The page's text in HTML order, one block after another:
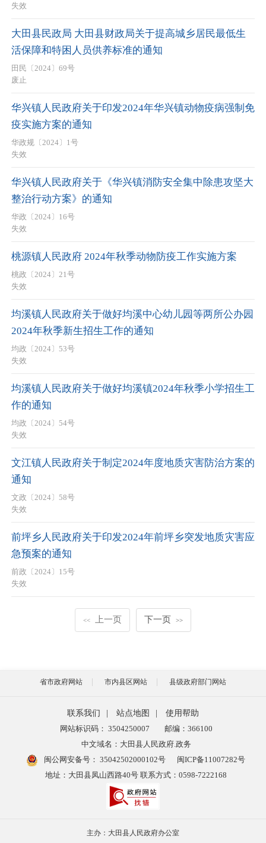
失效
大田县民政局 大田县财政局关于提高城乡居民最低生
活保障和特困人员供养标准的通知
田民〔2024〕69号
废止
华兴镇人民政府关于印发2024年华兴镇动物疫病强制免
疫实施方案的通知
华政规〔2024〕1号
失效
华兴镇人民政府关于《华兴镇消防安全集中除患攻坚大
整治行动方案》的通知
华政〔2024〕16号
失效
桃源镇人民政府 2024年秋季动物防疫工作实施方案
桃政〔2024〕21号
失效
均溪镇人民政府关于做好均溪中心幼儿园等两所公办园
2024年秋季新生招生工作的通知
均政〔2024〕53号
失效
均溪镇人民政府关于做好均溪镇2024年秋季小学招生工
作的通知
均政〔2024〕54号
失效
文江镇人民政府关于制定2024年度地质灾害防治方案的
通知
文政〔2024〕58号
失效
前坪乡人民政府关于印发2024年前坪乡突发地质灾害应
急预案的通知
前政〔2024〕15号
失效
<< 上一页 下一页 >>
省市政府网站 市内县区网站 县级政府部门网站
联系我们 站点地图
使用帮助
网站标识码： 3504250007
邮编：366100
中文域名：大田县人民政府.政务
闽公网安备号： 35042502000102号
闽ICP备11007282号
地址：大田县凤山西路40号 联系方式：0598-7222168
主办：大田县人民政府办公室